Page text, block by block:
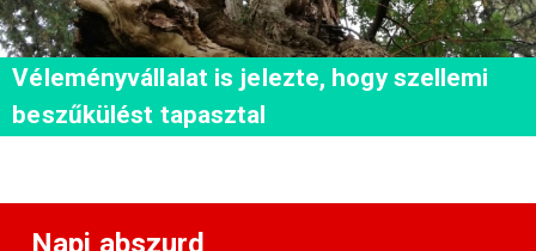
Véleményvállalat is jelezte, hogy szellemi
beszűkülést tapasztal
Napi abszurd